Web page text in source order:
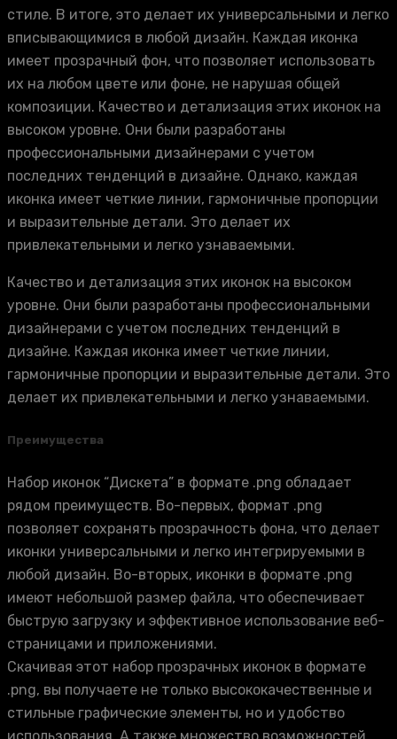
стиле. В итоге, это делает их универсальными и легко
вписывающимися в любой дизайн. Каждая иконка
имеет прозрачный фон, что позволяет использовать
их на любом цвете или фоне, не нарушая общей
композиции. Качество и детализация этих иконок на
высоком уровне. Они были разработаны
профессиональными дизайнерами с учетом
последних тенденций в дизайне. Однако, каждая
иконка имеет четкие линии, гармоничные пропорции
и выразительные детали. Это делает их
привлекательными и легко узнаваемыми.
Качество и детализация этих иконок на высоком
уровне. Они были разработаны профессиональными
дизайнерами с учетом последних тенденций в
дизайне. Каждая иконка имеет четкие линии,
гармоничные пропорции и выразительные детали. Это
делает их привлекательными и легко узнаваемыми.
Преимущества
Набор иконок “Дискета” в формате .png обладает
рядом преимуществ. Во-первых, формат .png
позволяет сохранять прозрачность фона, что делает
иконки универсальными и легко интегрируемыми в
любой дизайн. Во-вторых, иконки в формате .png
имеют небольшой размер файла, что обеспечивает
быструю загрузку и эффективное использование веб-
страницами и приложениями.
Скачивая этот набор прозрачных иконок в формате
.png, вы получаете не только высококачественные и
стильные графические элементы, но и удобство